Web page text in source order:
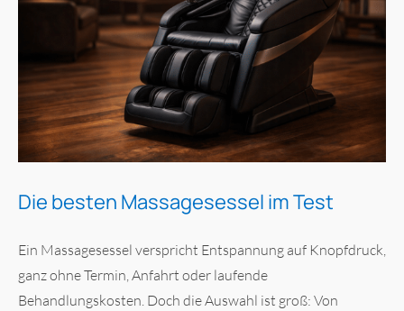
Die besten Massagesessel im Test
Ein Massagesessel verspricht Entspannung auf Knopfdruck,
ganz ohne Termin, Anfahrt oder laufende
Behandlungskosten. Doch die Auswahl ist groß: Von